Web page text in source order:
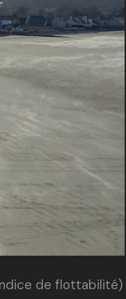
de flottabilité)